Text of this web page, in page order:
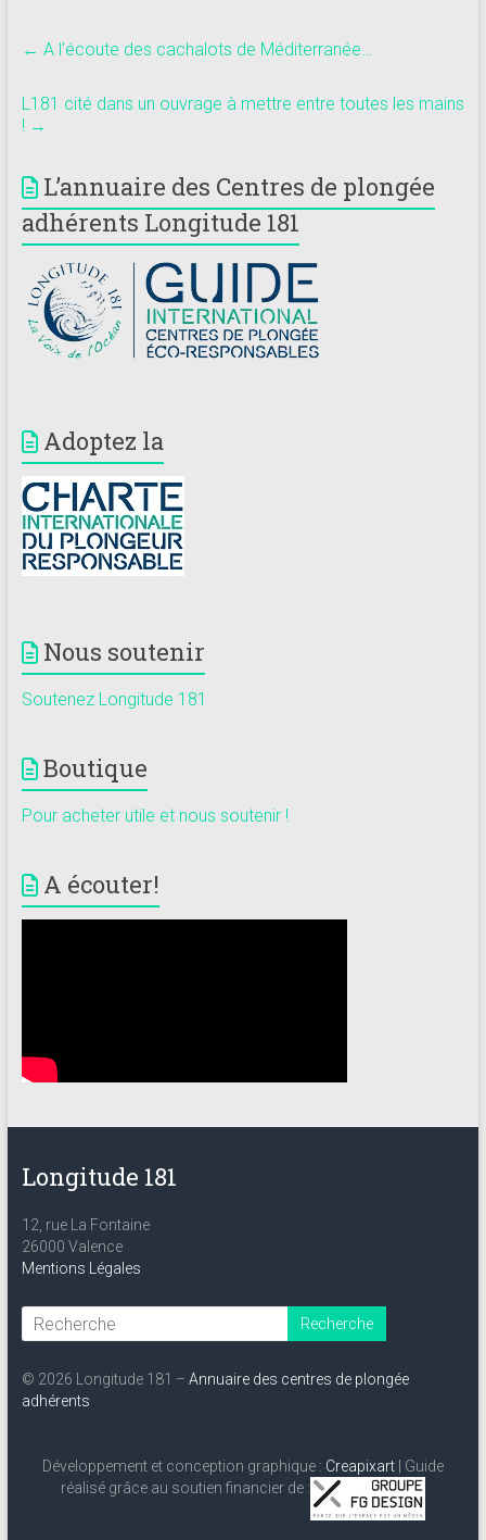
← A l’écoute des cachalots de Méditerranée…
L181 cité dans un ouvrage à mettre entre toutes les mains
! →
L’annuaire des Centres de plongée
adhérents Longitude 181
Adoptez la
Nous soutenir
Soutenez Longitude 181
Boutique
Pour acheter utile et nous soutenir !
A écouter!
Longitude 181
12, rue La Fontaine
26000 Valence
Mentions Légales
© 2026 Longitude 181 – Annuaire des centres de plongée
adhérents
Développement et conception graphique : Creapixart| Guide
réalisé grâce au soutien financier de :